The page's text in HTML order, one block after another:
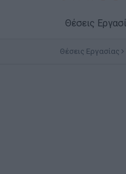
Θέσεις
Θέσεις Εργασίας